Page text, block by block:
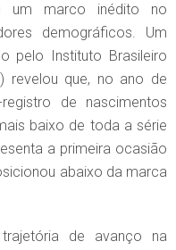
um marco inédito no
demográficos. Um
pelo Instituto Brasileiro
revelou que, no ano de
de nascimentos
baixo de toda a série
a primeira ocasião
abaixo da marca
de avanço na